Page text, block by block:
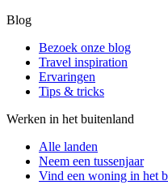
Blog
Bezoek onze blog
Travel inspiration
Ervaringen
Tips & tricks
Werken in het buitenland
Alle landen
Neem een ​​tussenjaar
Vind een woning in het